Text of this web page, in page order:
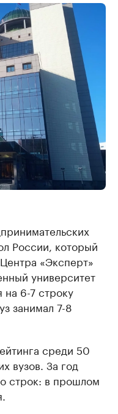
России, который
«Эксперт»
университет
на 6-7 строку
занимал 7-8
среди 50
вузов. За год
строк: в прошлом